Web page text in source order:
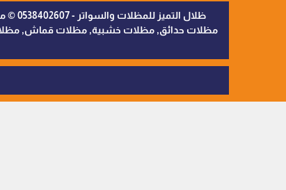
مظلات حدائق, مظلات خشبية, مظلات قماش, مظلات